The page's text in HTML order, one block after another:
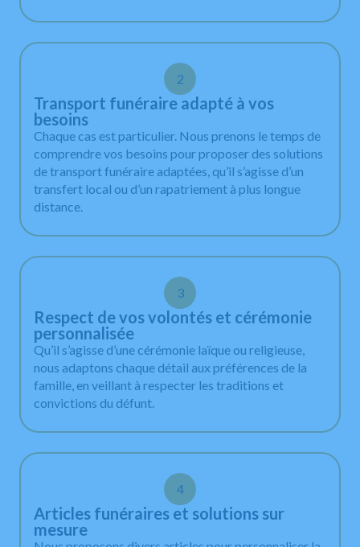
2
Transport funéraire adapté à vos
besoins
Chaque cas est particulier. Nous prenons le temps de
comprendre vos besoins pour proposer des solutions
de transport funéraire adaptées, qu’il s’agisse d’un
transfert local ou d’un rapatriement à plus longue
distance.
3
Respect de vos volontés et cérémonie
personnalisée
Qu’il s’agisse d’une cérémonie laïque ou religieuse,
nous adaptons chaque détail aux préférences de la
famille, en veillant à respecter les traditions et
convictions du défunt.
4
Articles funéraires et solutions sur
mesure